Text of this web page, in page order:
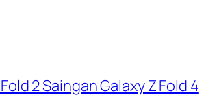
2 Saingan Galaxy Z Fold 4